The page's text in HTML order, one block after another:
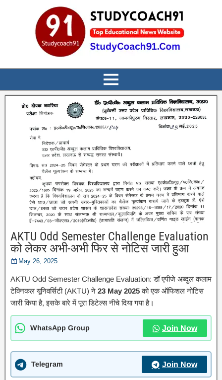
AKTU Odd Semester Challenge Evaluation
को लेकर अभी-अभी फिर से नोटिस जारी हुआ
May 26, 2025
AKTU Odd Semester Challenge Evaluation: डॉ एपीजे अब्दुल कलाम
टेक्निकल यूनिवर्सिटी (AKTU) ने 23 May 2025को एक ऑफिशल नोटिस
जारी किया है, इसके बारे में पूरा डिटेल्स नीचे दिया गया है।
WhatsApp Group Join Now
Telegram Join Now